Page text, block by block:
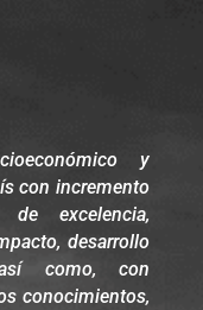
y
con incremento
excelencia,
desarrollo
como, con
conocimientos,